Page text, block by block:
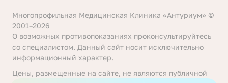
Многопрофильная Медицинская Клиника «Антуриум» ©
2001–2026
О возможных противопоказаниях проконсультируйтесь
со специалистом. Данный сайт носит исключительно
информационный характер.
Цены, размещенные на сайте, не являются публичной